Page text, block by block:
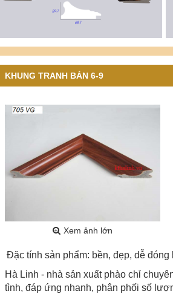
KHUNG TRANH BẢN 6-9
Xem ảnh lớn
Đặc tính sản phẩm: bền, đẹp, dễ
Hà Linh - nhà sản xuất phào chỉ
tình, đáp ứng nhanh, phân phối số